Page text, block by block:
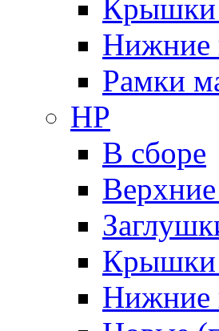
Крышки
Нижние
Рамки
HP
В сборе
Крышки
Нижние